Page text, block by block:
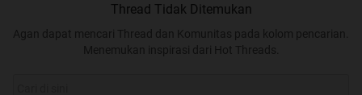
Thread Tidak Ditemukan
Agan dapat mencari Thread dan Komunitas pada kolom pencarian.
Menemukan inspirasi dari Hot Threads.